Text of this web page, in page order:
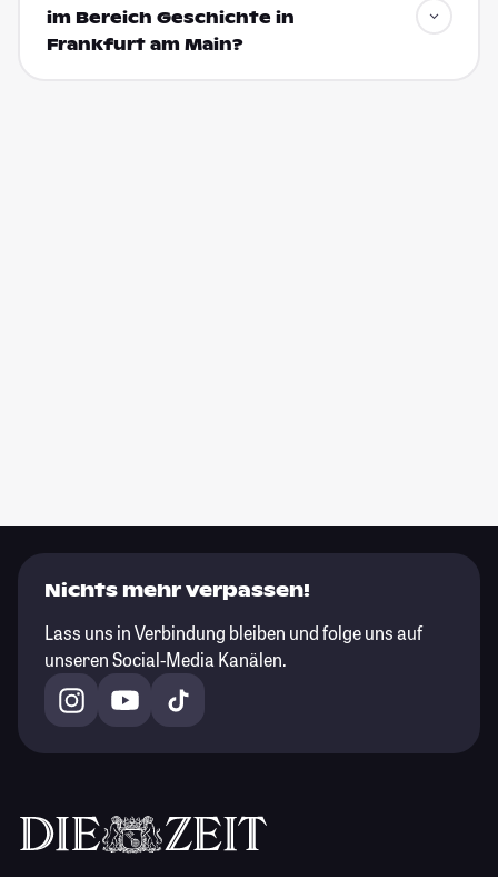
im Bereich Geschichte in
Frankfurt am Main?
Nichts mehr verpassen!
Lass uns in Verbindung bleiben und folge uns auf
unseren Social-Media Kanälen.